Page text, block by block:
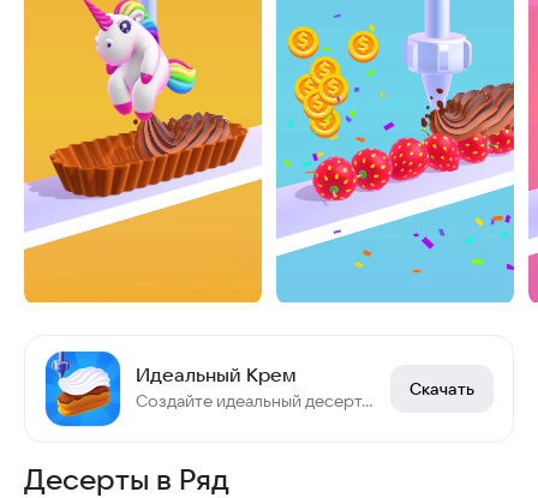
Идеальный Крем
Создайте идеальный десерт, управляя дозатором
Скачать
Десерты в Ряд